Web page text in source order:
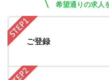
希望通りの求人
ご登録